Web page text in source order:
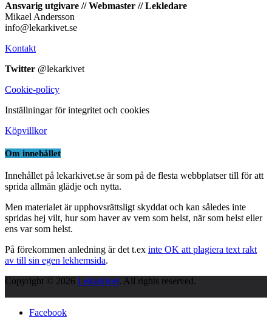
Ansvarig utgivare // Webmaster // Lekledare
Mikael Andersson
info@lekarkivet.se
Kontakt
Twitter @lekarkivet
Cookie-policy
Inställningar för integritet och cookies
Köpvillkor
Om innehållet
Innehållet på lekarkivet.se är som på de flesta webbplatser till för att
sprida allmän glädje och nytta.
Men materialet är upphovsrättsligt skyddat och kan således inte
spridas hej vilt, hur som haver av vem som helst, när som helst eller
ens var som helst.
På förekommen anledning är det t.ex inte OK att plagiera text rakt
av till sin egen lekhemsida.
Copyright © 2026 Lekarkivet. All rights reserved.
Facebook